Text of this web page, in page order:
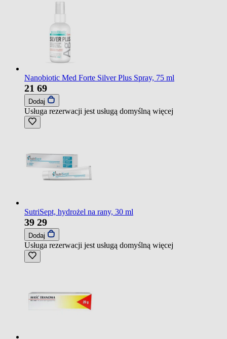
Nanobiotic Med Forte Silver Plus Spray, 75 ml
21 69
Dodaj
Usługa rezerwacji jest usługą domyślną więcej
SutriSept, hydrożel na rany, 30 ml
39 29
Dodaj
Usługa rezerwacji jest usługą domyślną więcej